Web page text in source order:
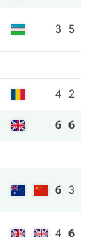
3 5
4 2
6 6
6 3
4 6